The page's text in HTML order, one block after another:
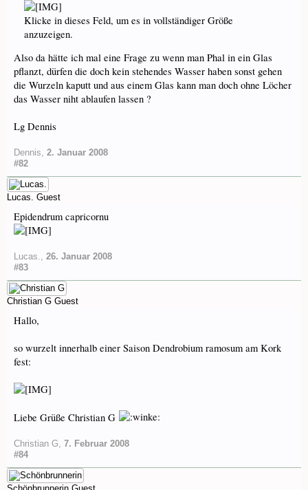
Klicke in dieses Feld, um es in vollständiger Größe
anzuzeigen.
Also da hätte ich mal eine Frage zu wenn man Phal in ein Glas
pflanzt, dürfen die doch kein stehendes Wasser haben sonst gehen
die Wurzeln kaputt und aus einem Glas kann man doch ohne Löcher
das Wasser niht ablaufen lassen ?
Lg Dennis
Dennis, 2. Januar 2008
#82
Lucas. Guest
Epidendrum capricornu
Lucas., 26. Januar 2008
#83
Christian G Guest
Hallo,
so wurzelt innerhalb einer Saison Dendrobium ramosum am Kork
fest:
Liebe Grüße Christian G
Christian G, 7. Februar 2008
#84